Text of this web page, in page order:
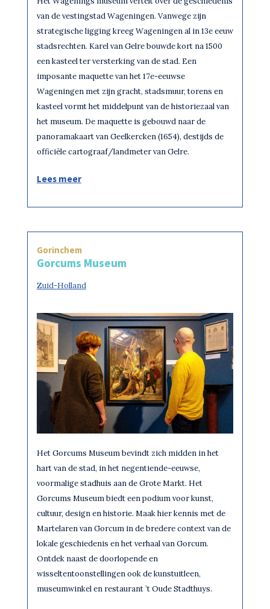
van de vestingstad Wageningen. Vanwege zijn
strategische ligging kreeg Wageningen al in 13e eeuw
stadsrechten. Karel van Gelre bouwde kort na 1500
een kasteel ter versterking van de stad. Een
imposante maquette van het 17e-eeuwse
Wageningen met zijn gracht, stadsmuur, torens en
kasteel vormt het middelpunt van de historiezaal van
het museum. De maquette is gebouwd naar de
panoramakaart van Geelkercken (1654), destijds de
officiële cartograaf/landmeter van Gelre.
Lees meer
Gorinchem
Gorcums Museum
Zuid-Holland
Het Gorcums Museum bevindt zich midden in het
hart van de stad, in het negentiende-eeuwse,
voormalige stadhuis aan de Grote Markt. Het
Gorcums Museum biedt een podium voor kunst,
cultuur, design en historie. Maak hier kennis met de
Martelaren van Gorcum in de bredere context van de
lokale geschiedenis en het verhaal van Gorcum.
Ontdek naast de doorlopende en
wisseltentoonstellingen ook de kunstuitleen,
museumwinkel en restaurant ’t Oude Stadthuys.